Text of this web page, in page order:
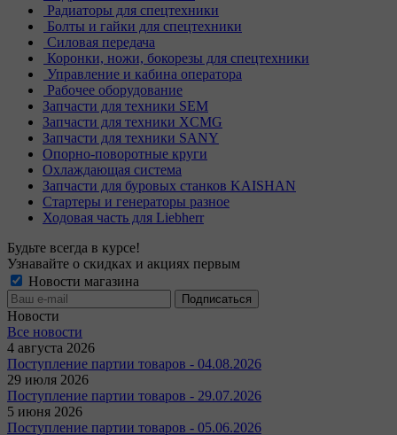
Радиаторы для спецтехники
Болты и гайки для спецтехники
Силовая передача
Коронки, ножи, бокорезы для спецтехники
Управление и кабина оператора
Рабочее оборудование
Запчасти для техники SEM
Запчасти для техники XCMG
Запчасти для техники SANY
Опорно-поворотные круги
Охлаждающая система
Запчасти для буровых станков KAISHAN
Стартеры и генераторы разное
Ходовая часть для Liebherr
Будьте всегда в курсе!
Узнавайте о скидках и акциях первым
Новости магазина
Новости
Все новости
4 августа 2026
Поступление партии товаров - 04.08.2026
29 июля 2026
Поступление партии товаров - 29.07.2026
5 июня 2026
Поступление партии товаров - 05.06.2026